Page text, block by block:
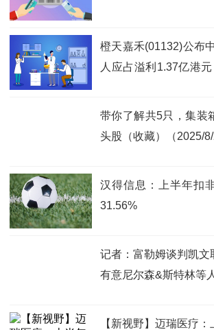
橙天嘉禾(01132)公布
人应占溢利1.37亿港
带你了解共5只，集装
头股（收藏）（2025/8/
汉得信息：上半年扣
31.56%
记者：富勒姆谈判凯文
有意尼尔森&斯特林等
【新视野】迈瑞医疗